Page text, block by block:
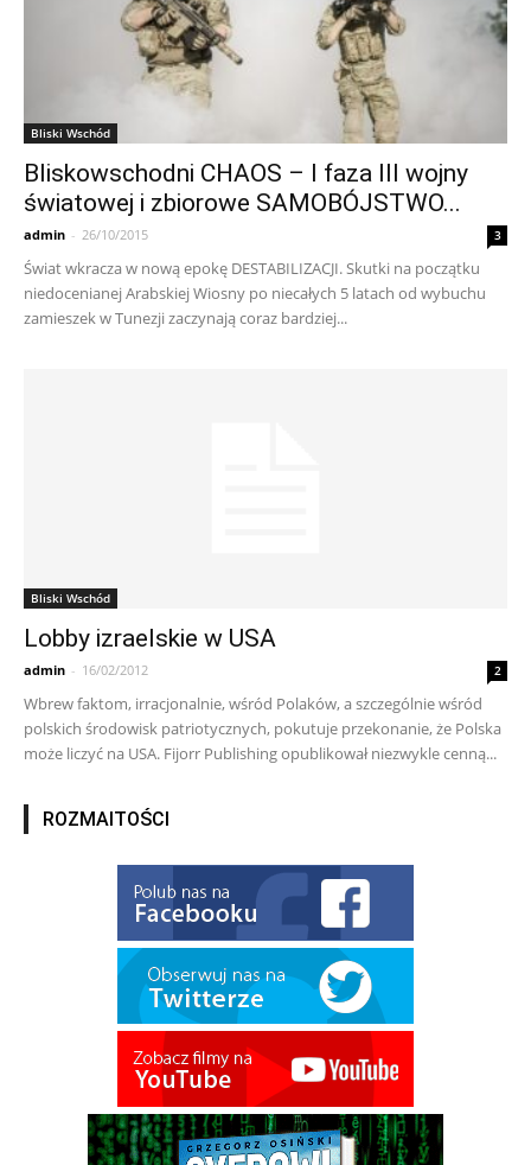
Bliski Wschód
Bliskowschodni CHAOS – I faza III wojny
światowej i zbiorowe SAMOBÓJSTWO...
admin - 26/10/2015 3
Świat wkracza w nową epokę DESTABILIZACJI. Skutki na początku
niedocenianej Arabskiej Wiosny po niecałych 5 latach od wybuchu
zamieszek w Tunezji zaczynają coraz bardziej...
Bliski Wschód
Lobby izraelskie w USA
admin - 16/02/2012 2
Wbrew faktom, irracjonalnie, wśród Polaków, a szczególnie wśród
polskich środowisk patriotycznych, pokutuje przekonanie, że Polska
może liczyć na USA. Fijorr Publishing opublikował niezwykle cenną...
ROZMAITOŚCI